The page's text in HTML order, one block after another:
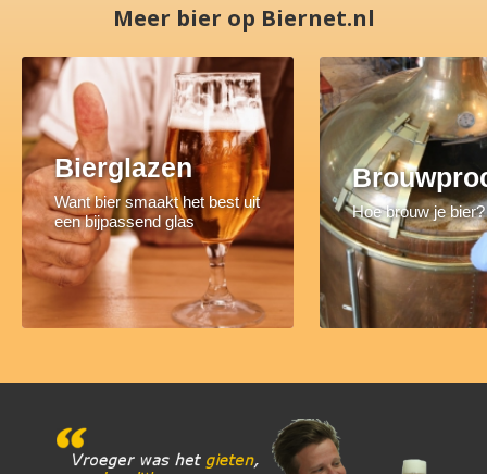
Meer bier op Biernet.nl
Bierglazen
Want bier smaakt het best uit
een bijpassend glas
Hoe brouw je bier?